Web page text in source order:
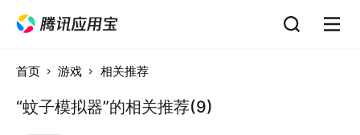
首页 游戏 相关推荐
“蚊子模拟器”的相关推荐(9)